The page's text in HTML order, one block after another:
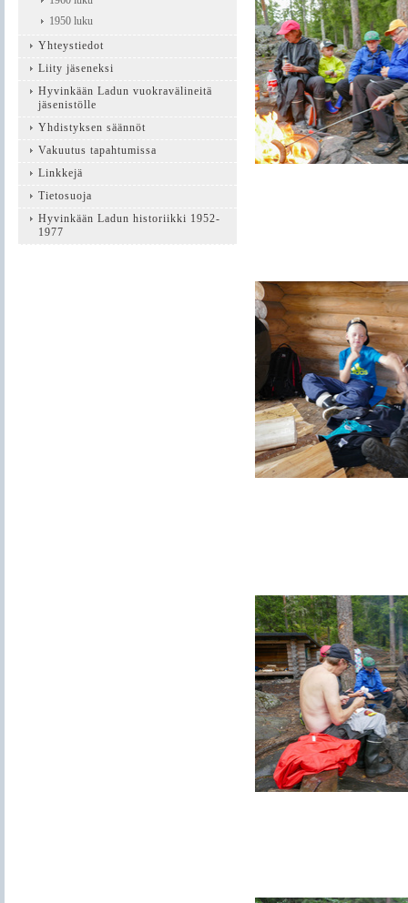
1950 luku
Yhteystiedot
Liity jäseneksi
Hyvinkään Ladun vuokravälineitä
jäsenistölle
Yhdistyksen säännöt
Vakuutus tapahtumissa
Linkkejä
Tietosuoja
Hyvinkään Ladun historiikki 1952-
1977